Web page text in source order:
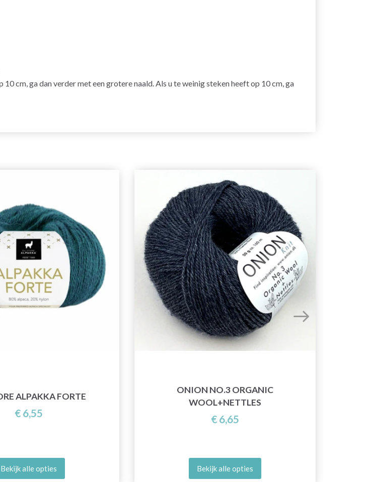
cm, ga dan verder met een grotere naald. Als u te weinig steken heeft op 10 cm, ga
ALPAKKA FORTE
€ 6,55
Bekijk alle opties
ONION NO.3 ORGANIC
WOOL+NETTLES
€ 6,65
Bekijk alle opties